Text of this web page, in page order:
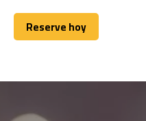
Reserve hoy
Reserve hoy